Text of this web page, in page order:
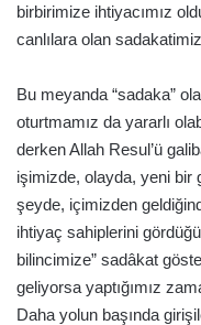
birbirimize ihtiyacımız
canlılara olan
Bu meyanda “sadaka”
oturtmamız da yararlı
derken Allah Resul’ü
işimizde, olayda, yeni bir
şeyde, içimizden
ihtiyaç sahiplerini
bilincimize” sadâkat
geliyorsa yaptığımız
Daha yolun başında